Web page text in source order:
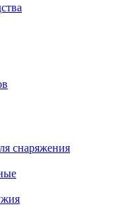
снаряжения